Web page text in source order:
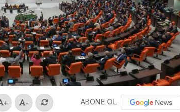
+ - ABONE OL